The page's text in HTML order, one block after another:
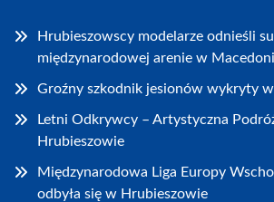
Hrubieszowscy modelarze odnieśli
międzynarodowej arenie w
Groźny szkodnik jesionów wykryty
Letni Odkrywcy – Artystyczna
Hrubieszowie
Międzynarodowa Liga Europy
odbyła się w Hrubieszowie